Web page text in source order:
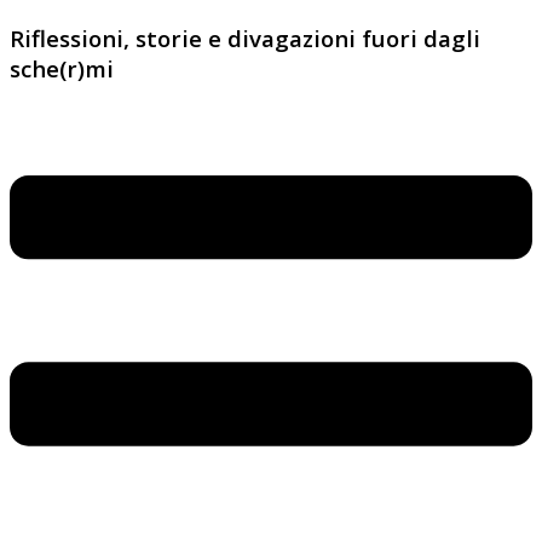
Riflessioni, storie e divagazioni fuori dagli
sche(r)mi